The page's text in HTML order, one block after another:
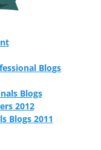
Blogs
Blogs
2012
Blogs 2011